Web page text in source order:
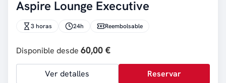
Aspire Lounge Executive
3 horas 24h Reembolsable
Disponible desde 60,00 €
Ver detalles Reservar